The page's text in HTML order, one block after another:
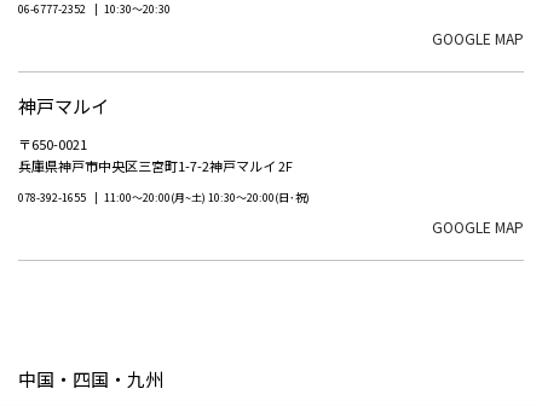
06-6777-2352 10:30～20:30
GOOGLE MAP
神戸マルイ
〒650-0021
兵庫県神戸市中央区三宮町1-7-2神戸マルイ 2F
078-392-1655 11:00～20:00(月~土) 10:30～20:00(日･祝)
GOOGLE MAP
中国・四国・九州